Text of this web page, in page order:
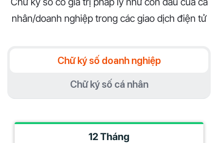
nhân/doanh nghiệp trong các giao dịch điện tử
Chữ ký số doanh nghiệp
Chữ ký số cá nhân
12 Tháng